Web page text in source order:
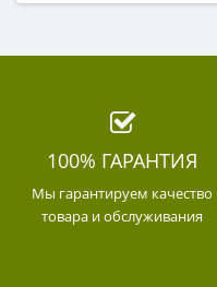
100% ГАРАНТИЯ
Мы гарантируем качество
товара и обслуживания